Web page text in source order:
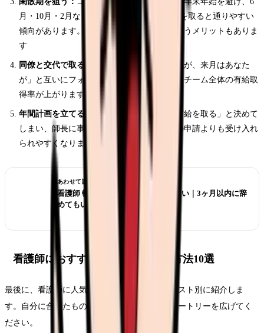
月・10月・2月など繁忙期でない時期に有給を取ると通りやすい
傾向があります。旅行も空いていて安いというメリットもありま
す
同僚と交代で取る仕組みを作る：
「今月は私が、来月はあなた
が」と互いにフォローし合う関係を作ると、チーム全体の有給取
得率が上がります
年間計画を立てる：
年度初めに「この月に有給を取る」と決めて
しまい、師長に事前共有しておくと、突然の申請よりも受け入れ
られやすくなります
あわせて読みたい
看護師 転職したばかりなのに辞めたい｜3ヶ月以内に辞
めてもいい？
看護師におすすめのリフレッシュ方法10選
最後に、看護師に人気のリフレッシュ方法をコスト別に紹介しま
す。自分に合ったものを見つけて、休日のレパートリーを広げてく
ださい。